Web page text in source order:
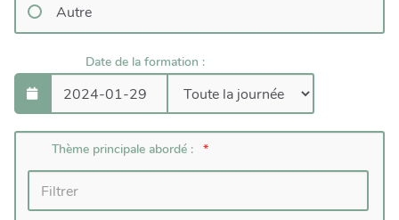
Autre
Date de la formation :
Thème principale abordé :